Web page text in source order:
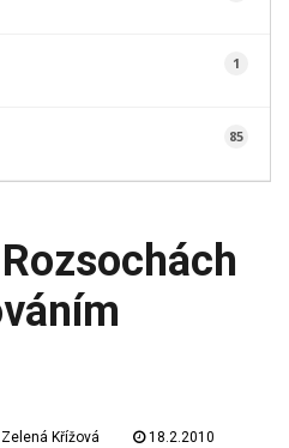
1
85
Křížová 18.2.2010